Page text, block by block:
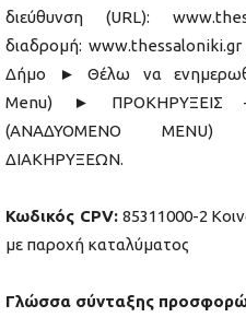
διεύθυνση (URL):
διαδρομή:
Δήμο ► Θέλω να
Menu) ► ΠΡΟΚΗΡΥΞΕΙΣ –
(ΑΝΑΔΥΟΜΕΝΟ
ΔΙΑΚΗΡΥΞΕΩΝ.
Κωδικός CPV:85311000-2
με παροχή καταλύματος
Γλώσσα σύνταξης